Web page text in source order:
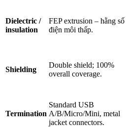
Dielectric /
insulation
FEP extrusion – hằng số
điện môi thấp.
Shielding
Double shield; 100%
overall coverage.
Termination
Standard USB
A/B/Micro/Mini, metal
jacket connectors.